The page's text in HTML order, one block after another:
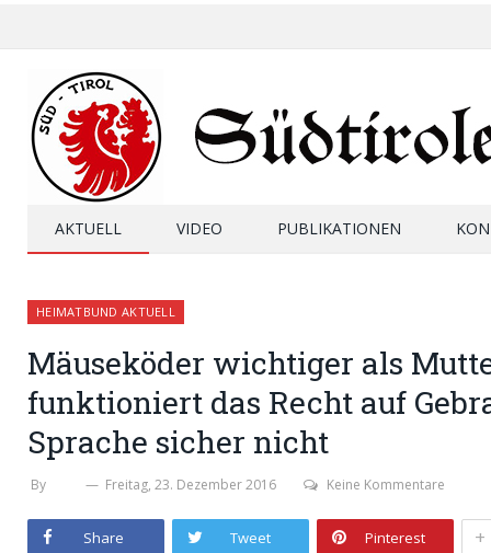
AKTUELL VIDEO PUBLIKATIONEN
HEIMATBUND AKTUELL
Mäuseköder wichtiger als
funktioniert das Recht auf
Sprache sicher nicht
By Freitag, 23. Dezember 2016 Keine Kommentare
Share Tweet Pinterest +